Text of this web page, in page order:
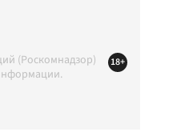
(Роскомнадзор)
18+